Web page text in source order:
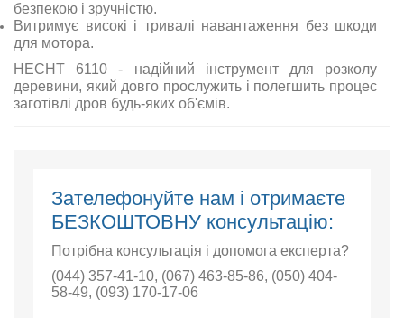
безпекою і зручністю.
Витримує високі і тривалі навантаження без шкоди
для мотора.
HECHT 6110 - надійний інструмент для розколу
деревини, який довго прослужить і полегшить процес
заготівлі дров будь-яких об'ємів.
Зателефонуйте нам і отримаєте
БЕЗКОШТОВНУ консультацію:
Потрібна консультація і допомога експерта?
(044) 357-41-10, (067) 463-85-86, (050) 404-
58-49, (093) 170-17-06